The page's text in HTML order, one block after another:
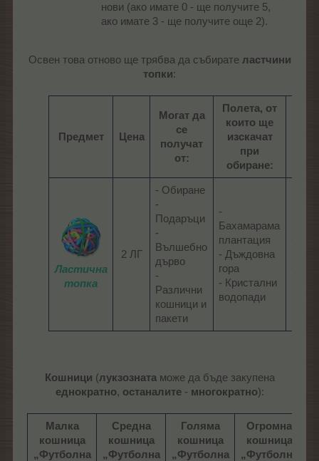
нови (ако имате 0 - ще получите 5,
ако имате 3 - ще получите още 2).
Освен това отново ще трябва да събирате ластчини
топки:​
Предмет Цена
Могат да
се
получат
от:
Полета, от
които ще
изскачат
при
обиране:
Ластична
топка
2 ЛГ​
- Обиране
-
Подаръци
-
Вълшебно
дърво
-
Различни
кошници и
пакети​
-
Бахамарама
плантация
- Дъждовна
гора
- Кристални
водопади​
Кошници (лукзозната може да бъде закупена
еднократно, останалите - многократно):
Малка
кошница
„Футболна
Средна
кошница
„Футболна
Голяма
кошница
„Футболна
Огромна
кошница
„Футболна